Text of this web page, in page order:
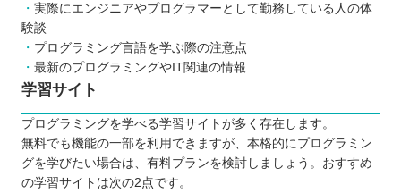
実際にエンジニアやプログラマーとして勤務している人の体
験談
プログラミング言語を学ぶ際の注意点
最新のプログラミングやIT関連の情報
学習サイト
プログラミングを学べる学習サイトが多く存在します。
無料でも機能の一部を利用できますが、本格的にプログラミン
グを学びたい場合は、有料プランを検討しましょう。おすすめ
の学習サイトは次の2点です。